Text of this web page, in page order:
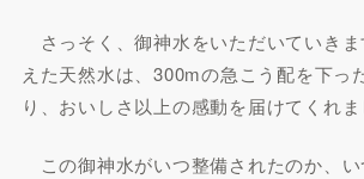
さっそく、御神水をいただいていき
えた天然水は、300mの急こう配を下っ
り、おいしさ以上の感動を届けてくれま
この御神水がいつ整備されたのか、